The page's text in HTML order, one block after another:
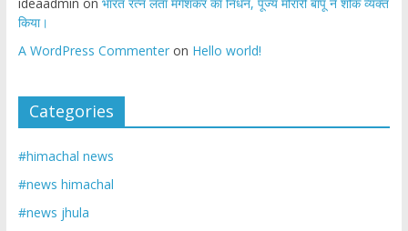
ideaadmin on भारत रत्न लता मंगेशकर का निधन, पूज्य मोरारी बापू ने शोक व्यक्त
किया।
A WordPress Commenteron Hello world!
Categories
#himachal news
#news himachal
#news jhula